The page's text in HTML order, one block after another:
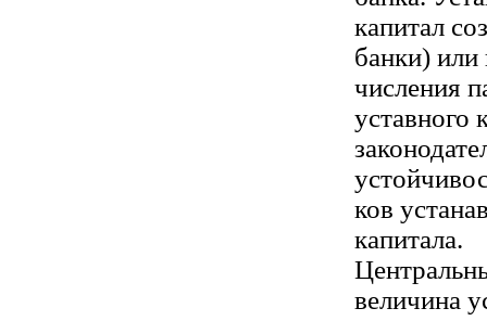
капитал
банки) или
числения
уставного
ков
капитала.
величина